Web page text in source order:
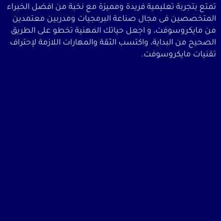
تمتع بتجربة تعليمية فريدة ومميزة مع نخبة من افضل الخبراء
المتخصصين فى مجال صناعة البرمجيات ومدربين معتمدين
من مايكروسوفت، و اجعل حياتك المهنية تخطو على الطريق
الصحيح من البداية، واكتسب الثقة والمهارات اللازمة لإحتراف
تقنيات مايكروسوفت.